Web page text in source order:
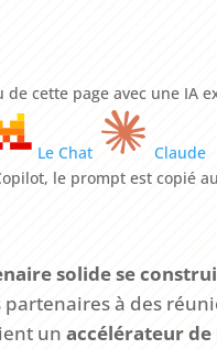
de cette page avec une IA
Le Chat Claude
le prompt est copié
solide se
à des
un accélérateur